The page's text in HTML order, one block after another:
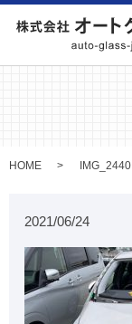
HOME IMG_2440
2021/06/24